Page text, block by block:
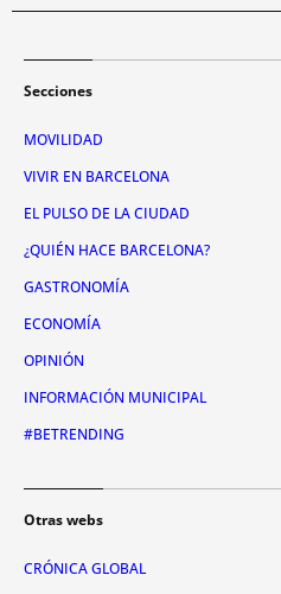
Secciones
MOVILIDAD
VIVIR EN BARCELONA
EL PULSO DE LA CIUDAD
¿QUIÉN HACE BARCELONA?
GASTRONOMÍA
ECONOMÍA
OPINIÓN
INFORMACIÓN MUNICIPAL
#BETRENDING
Otras webs
CRÓNICA GLOBAL